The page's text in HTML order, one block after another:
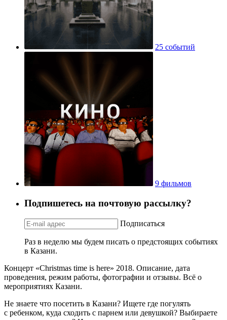
25 событий
9 фильмов
Подпишетесь на почтовую рассылку?
Подписаться
Раз в неделю мы будем писать о предстоящих событиях
в Казани.
Концерт «Christmas time is here» 2018. Описание, дата
проведения, режим работы, фотографии и отзывы. Всё о
мероприятиях Казани.
Не знаете что посетить в Казани? Ищете где погулять
с ребенком, куда сходить с парнем или девушкой? Выбираете